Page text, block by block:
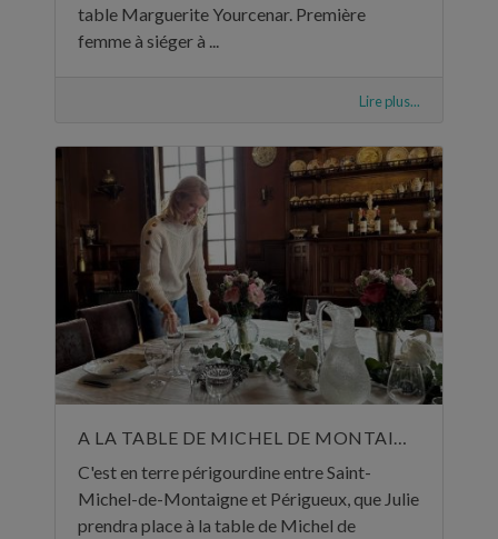
table Marguerite Yourcenar. Première
femme à siéger à ...
Lire plus...
A LA TABLE DE MICHEL DE MONTAIGNE
C'est en terre périgourdine entre Saint-
Michel-de-Montaigne et Périgueux, que Julie
prendra place à la table de Michel de